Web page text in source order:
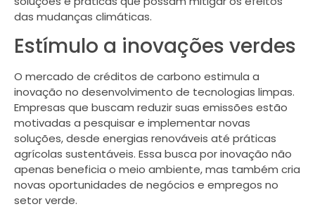
das mudanças climáticas.
Estímulo a inovações verdes
O mercado de créditos de carbono estimula a
inovação no desenvolvimento de tecnologias limpas.
Empresas que buscam reduzir suas emissões estão
motivadas a pesquisar e implementar novas
soluções, desde energias renováveis até práticas
agrícolas sustentáveis. Essa busca por inovação não
apenas beneficia o meio ambiente, mas também cria
novas oportunidades de negócios e empregos no
setor verde.